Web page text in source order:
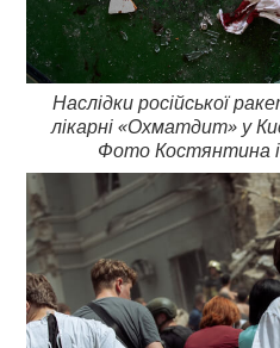
Наслідки російської
лікарні «Охматдит» у
Фото Костянтина